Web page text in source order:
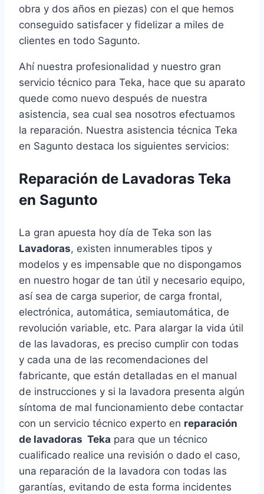
obra y dos años en piezas) con el que hemos
conseguido satisfacer y fidelizar a miles de
clientes en todo Sagunto.
Ahí nuestra profesionalidad y nuestro gran
servicio técnico para Teka, hace que su aparato
quede como nuevo después de nuestra
asistencia, sea cual sea nosotros efectuamos
la reparación. Nuestra asistencia técnica Teka
en Sagunto destaca los siguientes servicios:
Reparación de Lavadoras Teka
en Sagunto
La gran apuesta hoy día de Teka son las
Lavadoras, existen innumerables tipos y
modelos y es impensable que no dispongamos
en nuestro hogar de tan útil y necesario equipo,
así sea de carga superior, de carga frontal,
electrónica, automática, semiautomática, de
revolución variable, etc. Para alargar la vida útil
de las lavadoras, es preciso cumplir con todas
y cada una de las recomendaciones del
fabricante, que están detalladas en el manual
de instrucciones y si la lavadora presenta algún
síntoma de mal funcionamiento debe contactar
con un servicio técnico experto en reparación
de lavadoras Teka para que un técnico
cualificado realice una revisión o dado el caso,
una reparación de la lavadora con todas las
garantías, evitando de esta forma incidentes